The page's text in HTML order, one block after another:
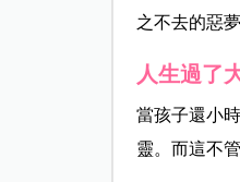
之不去的惡
人生過了
當孩子還小
靈。而這不